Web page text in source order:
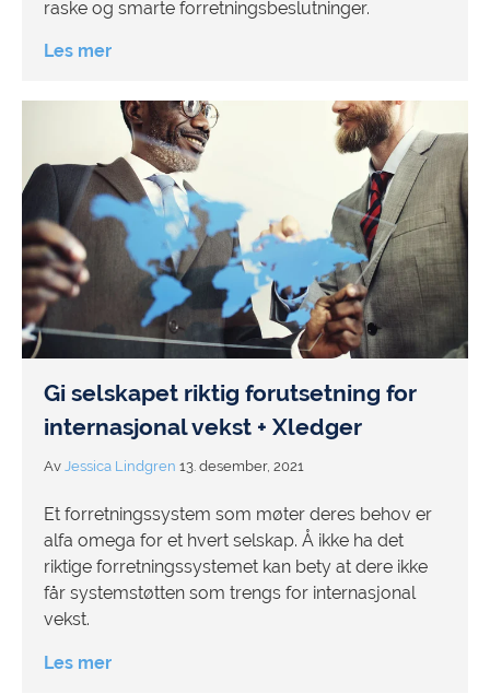
raske og smarte forretningsbeslutninger.
Les mer
Gi selskapet riktig forutsetning for
internasjonal vekst + Xledger
Av Jessica Lindgren 13. desember, 2021
Et forretningssystem som møter deres behov er
alfa omega for et hvert selskap. Å ikke ha det
riktige forretningssystemet kan bety at dere ikke
får systemstøtten som trengs for internasjonal
vekst.
Les mer